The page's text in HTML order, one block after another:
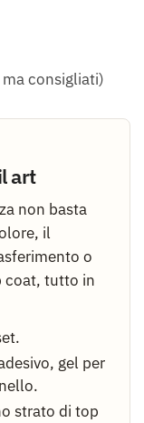
consigliati)
art
non basta
il
o
coat, tutto in
gel per
strato di top